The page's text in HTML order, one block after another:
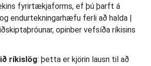
fyrirtækjaforms, ef þú þarft á
endurtekningarhæfu ferli að halda |
opinber vefsíða ríkisins
ríkislög: þetta er kjörin lausn til að